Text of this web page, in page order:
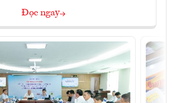
Đọc ngay